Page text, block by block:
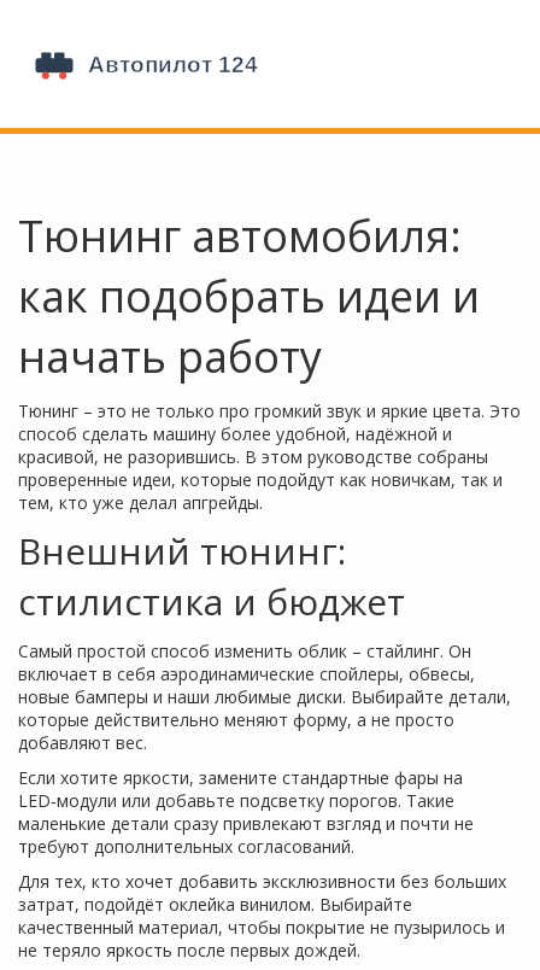
Тюнинг автомобиля:
как подобрать идеи и
начать работу
Тюнинг – это не только про громкий звук и яркие цвета. Это
способ сделать машину более удобной, надёжной и
красивой, не разорившись. В этом руководстве собраны
проверенные идеи, которые подойдут как новичкам, так и
тем, кто уже делал апгрейды.
Внешний тюнинг:
стилистика и бюджет
Самый простой способ изменить облик – стайлинг. Он
включает в себя аэродинамические спойлеры, обвесы,
новые бамперы и наши любимые диски. Выбирайте детали,
которые действительно меняют форму, а не просто
добавляют вес.
Если хотите яркости, замените стандартные фары на
LED‑модули или добавьте подсветку порогов. Такие
маленькие детали сразу привлекают взгляд и почти не
требуют дополнительных согласований.
Для тех, кто хочет добавить эксклюзивности без больших
затрат, подойдёт оклейка винилом. Выбирайте
качественный материал, чтобы покрытие не пузырилось и
не теряло яркость после первых дождей.